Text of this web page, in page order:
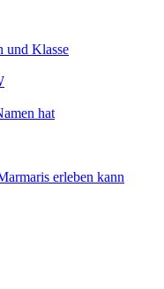
und Klasse
hat
erleben kann